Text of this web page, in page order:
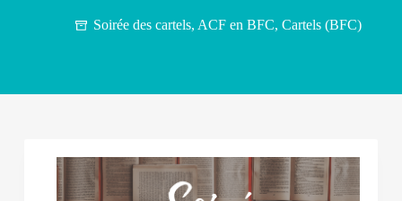
Soirée des cartels, ACF en BFC,Cartels (BFC)